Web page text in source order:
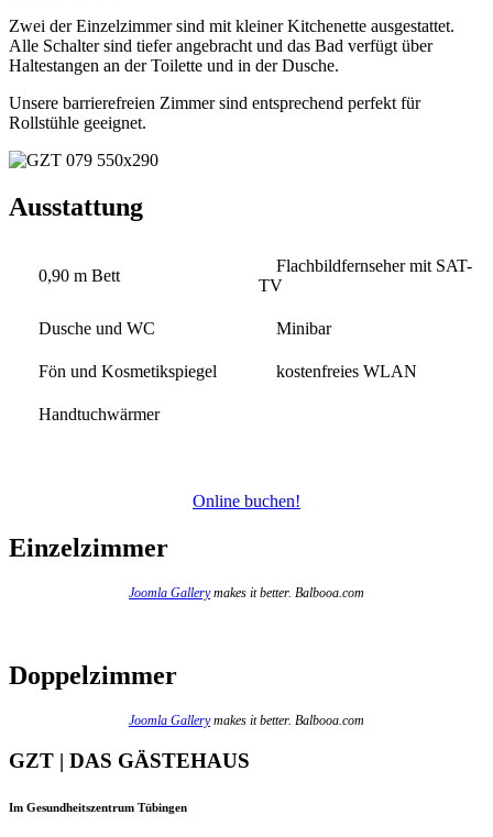
Zwei der Einzelzimmer sind mit kleiner Kitchenette ausgestattet.
Alle Schalter sind tiefer angebracht und das Bad verfügt über
Haltestangen an der Toilette und in der Dusche.
Unsere barrierefreien Zimmer sind entsprechend perfekt für
Rollstühle geeignet.
Ausstattung
0,90 m Bett
Flachbildfernseher mit SAT-
TV
Dusche und WC Minibar
Fön und Kosmetikspiegel kostenfreies WLAN
Handtuchwärmer
Online buchen!
Einzelzimmer
Joomla Gallerymakes it better. Balbooa.com
Doppelzimmer
Joomla Gallerymakes it better. Balbooa.com
GZT | DAS GÄSTEHAUS
Im Gesundheitszentrum Tübingen